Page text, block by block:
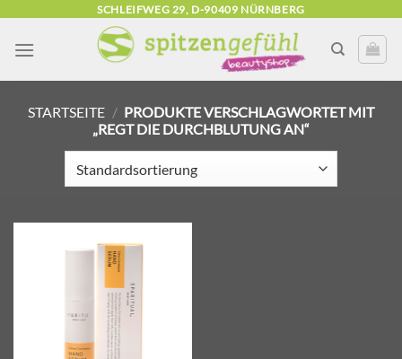
springen
SCHLEIFWEG 29, D-90409 NÜRNBERG
STARTSEITE / PRODUKTE VERSCHLAGWORTET MIT
„REGT DIE DURCHBLUTUNG AN“
hinzufügen